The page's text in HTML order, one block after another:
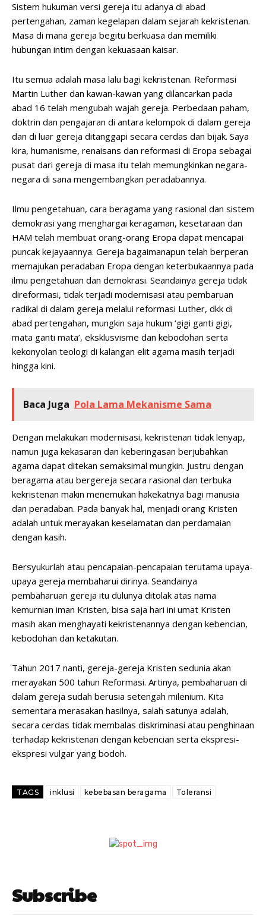
Sistem hukuman versi gereja itu adanya di abad
pertengahan, zaman kegelapan dalam sejarah kekristenan.
Masa di mana gereja begitu berkuasa dan memiliki
hubungan intim dengan kekuasaan kaisar.
Itu semua adalah masa lalu bagi kekristenan. Reformasi
Martin Luther dan kawan-kawan yang dilancarkan pada
abad 16 telah mengubah wajah gereja. Perbedaan paham,
doktrin dan pengajaran di antara kelompok di dalam gereja
dan di luar gereja ditanggapi secara cerdas dan bijak. Saya
kira, humanisme, renaisans dan reformasi di Eropa sebagai
pusat dari gereja di masa itu telah memungkinkan negara-
negara di sana mengembangkan peradabannya.
Ilmu pengetahuan, cara beragama yang rasional dan sistem
demokrasi yang menghargai keragaman, kesetaraan dan
HAM telah membuat orang-orang Eropa dapat mencapai
puncak kejayaannya. Gereja bagaimanapun telah berperan
memajukan peradaban Eropa dengan keterbukaannya pada
ilmu pengetahuan dan demokrasi. Seandainya gereja tidak
direformasi, tidak terjadi modernisasi atau pembaruan
radikal di dalam gereja melalui reformasi Luther, dkk di
abad pertengahan, mungkin saja hukum ‘gigi ganti gigi,
mata ganti mata’, eksklusvisme dan kebodohan serta
kekonyolan teologi di kalangan elit agama masih terjadi
hingga kini.
Baca Juga Pola Lama Mekanisme Sama
Dengan melakukan modernisasi, kekristenan tidak lenyap,
namun juga kekasaran dan keberingasan berjubahkan
agama dapat ditekan semaksimal mungkin. Justru dengan
beragama atau bergereja secara rasional dan terbuka
kekristenan makin menemukan hakekatnya bagi manusia
dan peradaban. Pada banyak hal, menjadi orang Kristen
adalah untuk merayakan keselamatan dan perdamaian
dengan kasih.
Bersyukurlah atau pencapaian-pencapaian terutama upaya-
upaya gereja membaharui dirinya. Seandainya
pembaharuan gereja itu dulunya ditolak atas nama
kemurnian iman Kristen, bisa saja hari ini umat Kristen
masih akan menghayati kekristenannya dengan kebencian,
kebodohan dan ketakutan.
Tahun 2017 nanti, gereja-gereja Kristen sedunia akan
merayakan 500 tahun Reformasi. Artinya, pembaharuan di
dalam gereja sudah berusia setengah milenium. Kita
sementara merasakan hasilnya, salah satunya adalah,
secara cerdas tidak membalas diskriminasi atau penghinaan
terhadap kekristenan dengan kebencian serta ekspresi-
ekspresi vulgar yang bodoh.
TAGS inklusi kebebasan beragama Toleransi
Subscribe